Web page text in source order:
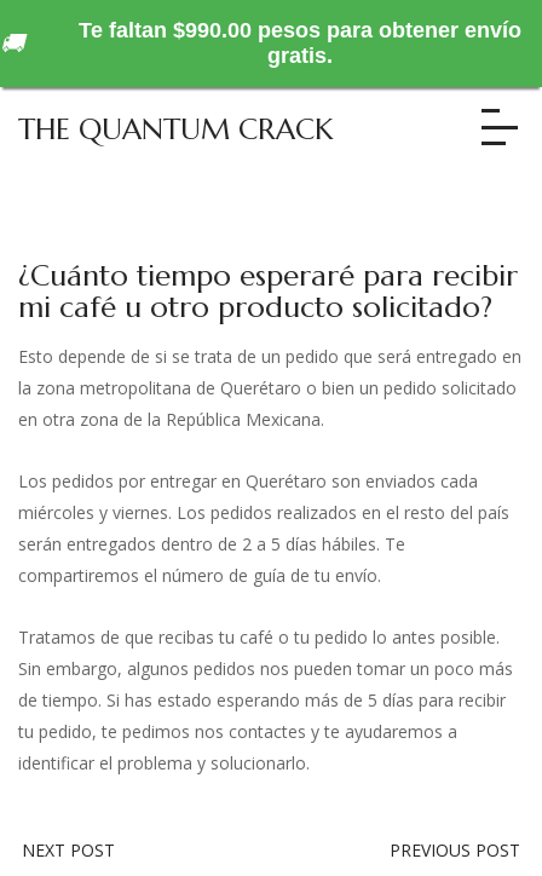
THE QUANTUM CRACK
¿Cuánto tiempo esperaré para recibir
mi café u otro producto solicitado?
Esto depende de si se trata de un pedido que será entregado en
la zona metropolitana de Querétaro o bien un pedido solicitado
en otra zona de la República Mexicana.
Los pedidos por entregar en Querétaro son enviados cada
miércoles y viernes. Los pedidos realizados en el resto del país
serán entregados dentro de 2 a 5 días hábiles. Te
compartiremos el número de guía de tu envío.
Tratamos de que recibas tu café o tu pedido lo antes posible.
Sin embargo, algunos pedidos nos pueden tomar un poco más
de tiempo. Si has estado esperando más de 5 días para recibir
tu pedido, te pedimos nos contactes y te ayudaremos a
identificar el problema y solucionarlo.
NEXT POST PREVIOUS POST
🚚
Te faltan $990.00 pesos para obtener envío
gratis.